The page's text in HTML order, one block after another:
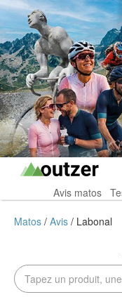
Avis matos
Matos Avis Labonal